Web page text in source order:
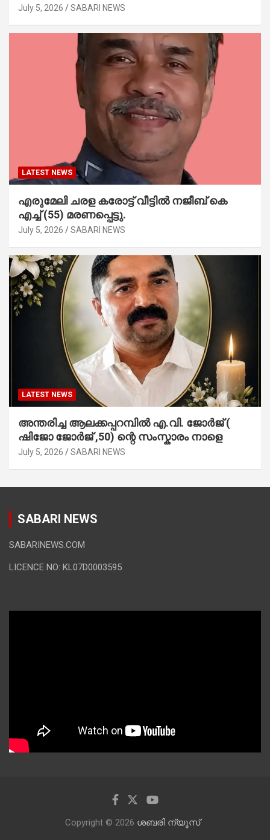
July 5, 2026 SABARI NEWS
LATEST NEWS
എരുമേലി ചരള കരോട്ട് വീട്ടിൽ നജീബ് കെ
എച്ച് (55) മരണപ്പെട്ടു.
July 5, 2026 SABARI NEWS
LATEST NEWS
അന്തരിച്ച ആ​ല​ക്ക​പ്പ​റമ്പിൽ​ എ.​വി. ജോ​ർ​ജ് (
ഷിജോ ജോർജ് ,50) ന്റെ സംസ്കാരം നാളെ
July 5, 2026 SABARI NEWS
SABARI NEWS
SABARINEWS.COM
LICENCE NO: KL07D0003595
Copyright © 2026 ശബരി ന്യൂസ്